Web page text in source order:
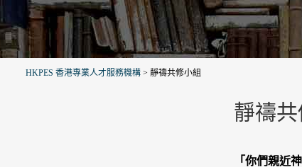
HKPES 香港專業人才服務機構 > 靜禱共修小組
靜禱共
「你們親近